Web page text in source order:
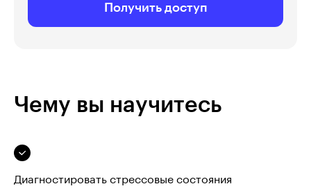
Получить доступ
Чему вы научитесь
Диагностировать стрессовые состояния